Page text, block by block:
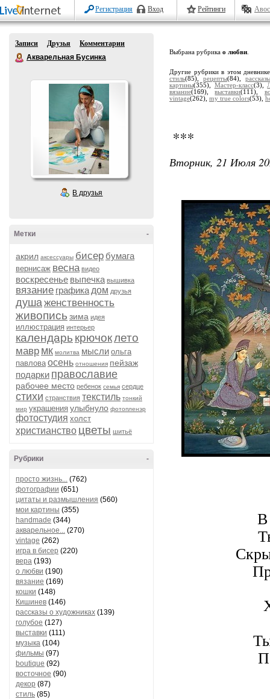
Регистрация Вход Рейтинги
Записи Друзья
Комментарии
Акварельная Бусинка
В друзья
-
Метки
акрил аксессуары бисер бумага
вернисаж весна видео
воскресенье выпечка вышивка
вязание графика дом друзья
душаженственность
живопись зима идея
иллюстрация интерьер
календарь крючоклето
мавр мк молитва мысли ольга
павлова осень отношения пейзаж
подарки православие
рабочее место ребенок семья сердце
стихи странствия текстиль тонкий
мир украшения улыбнуло фотопленэр
фотостудия холст
христианство цветы шитьё
-
Рубрики
просто жизнь... (762)
фотографии (651)
цитаты и размышления (560)
мои картины (355)
handmade (344)
акварельное... (270)
vintage (262)
игра в бисер (220)
вера (193)
о любви (190)
вязание (169)
кошки (148)
Кишинев (146)
рассказы о художниках (139)
голубое (127)
выставки (111)
музыка (104)
фильмы (97)
boutique (92)
восточное (90)
декор (87)
стиль (85)
Выбрана рубрика о любви
Другие рубрики в этом
стиль(85), рецепты(84),
картины(355), Мастер-класс(3),
вязание(169),выставки(111),
vintage(262), my true colors(53),
***
Вторник, 21 Июля
В